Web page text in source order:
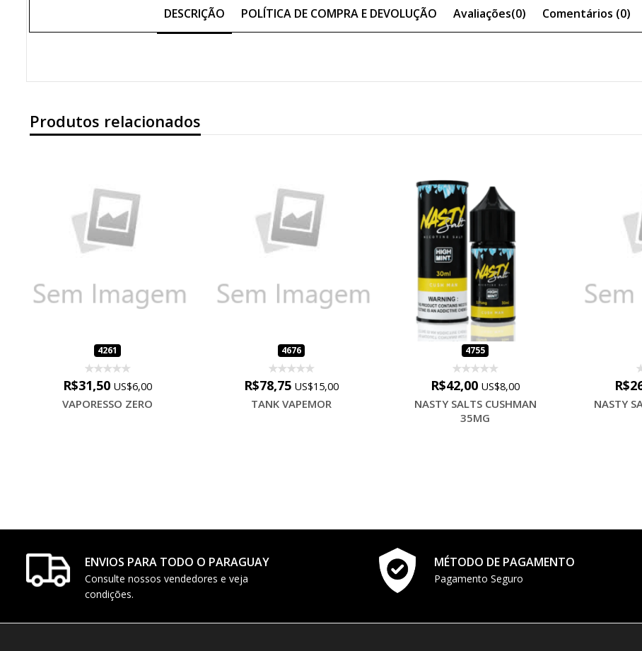
DESCRIÇÃO POLÍTICA DE COMPRA E DEVOLUÇÃO Avaliações(0) Comentários (0)
Produtos relacionados
4261
R$31,50 US$6,00
VAPORESSO ZERO
4676
R$78,75 US$15,00
TANK VAPEMOR
4755
R$42,00 US$8,00
NASTY SALTS CUSHMAN
35MG
NASTY
ENVIOS PARA TODO O PARAGUAY
Consulte nossos vendedores e veja
condições.
MÉTODO DE PAGAMENTO
Pagamento Seguro